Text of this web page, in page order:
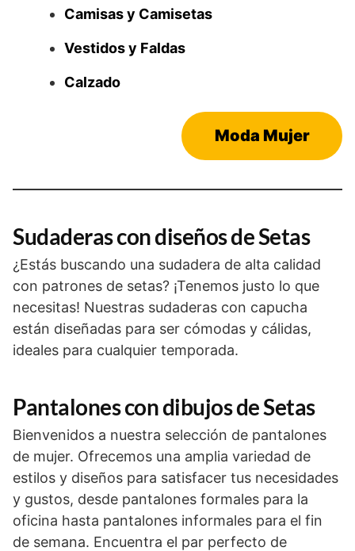
Camisas y Camisetas
Vestidos y Faldas
Calzado
Moda Mujer
Sudaderas con diseños de Setas
¿Estás buscando una sudadera de alta calidad
con patrones de setas? ¡Tenemos justo lo que
necesitas! Nuestras sudaderas con capucha
están diseñadas para ser cómodas y cálidas,
ideales para cualquier temporada.
Pantalones con dibujos de Setas
Bienvenidos a nuestra selección de pantalones
de mujer. Ofrecemos una amplia variedad de
estilos y diseños para satisfacer tus necesidades
y gustos, desde pantalones formales para la
oficina hasta pantalones informales para el fin
de semana. Encuentra el par perfecto de